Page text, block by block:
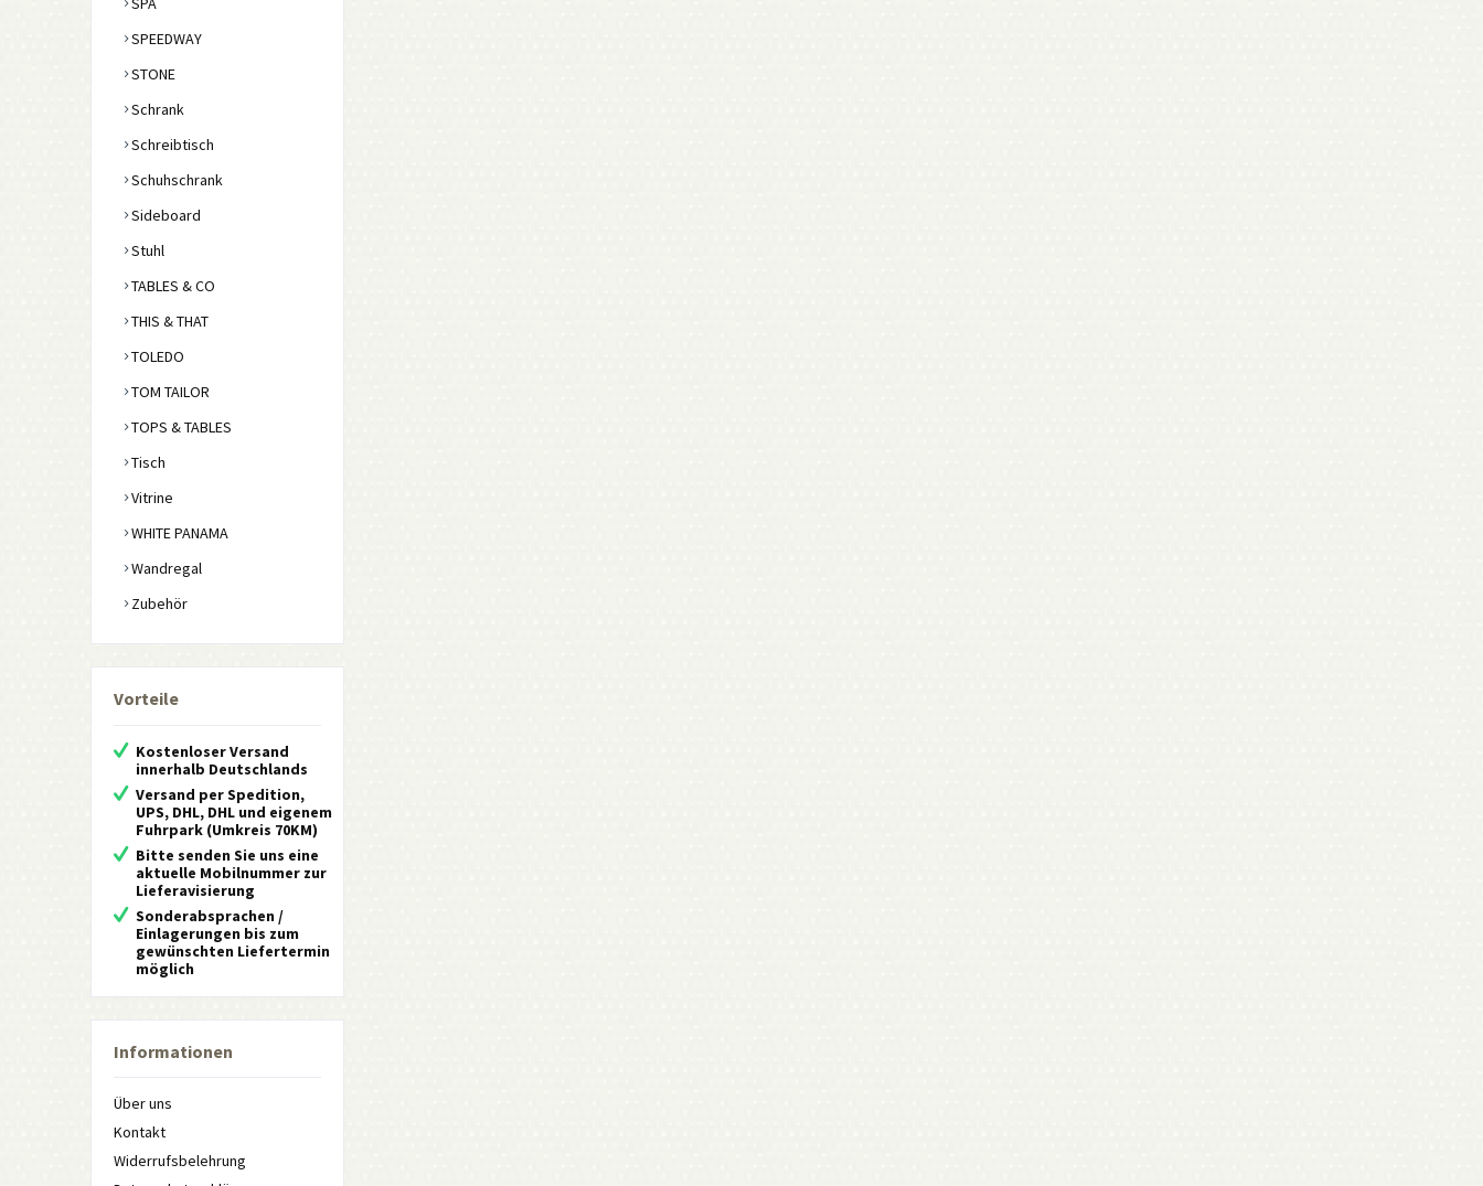
SPEEDWAY
STONE
Schrank
Schreibtisch
Schuhschrank
Sideboard
Stuhl
TABLES & CO
THIS & THAT
TOLEDO
TOM TAILOR
TOPS & TABLES
Tisch
Vitrine
WHITE PANAMA
Wandregal
Zubehör
Vorteile
Kostenloser Versand
innerhalb Deutschlands
Versand per Spedition,
UPS, DHL, DHL und eigenem
Fuhrpark (Umkreis 70KM)
Bitte senden Sie uns eine
aktuelle Mobilnummer zur
Lieferavisierung
Sonderabsprachen /
Einlagerungen bis zum
gewünschten Liefertermin
möglich
Informationen
Über uns
Kontakt
Widerrufsbelehrung